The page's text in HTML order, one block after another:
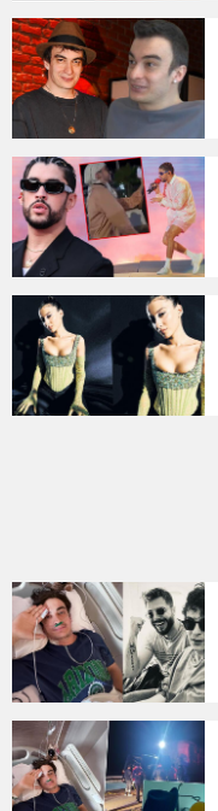
buluşturdu
11:36 Hareketsiz
11:32 Dr. Öcük, karın
10:45 Terör Örgütüne